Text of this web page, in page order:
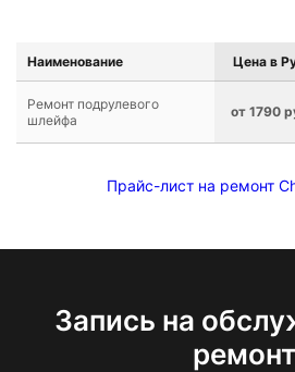
Наименование Цена в
Ремонт подрулевого
шлейфа
от 1790
Прайс-лист на ремонт
Запись на
ремонт